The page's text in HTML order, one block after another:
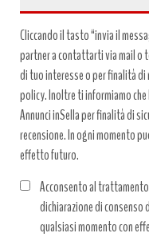
Cliccando il tasto “invia il
partner a contattarti via mail o
di tuo interesse o per finalità
policy. Inoltre ti informiamo
Annunci inSella per finalità di
recensione. In ogni momento
effetto futuro.
Acconsento al
dichiarazione di consenso
qualsiasi momento con